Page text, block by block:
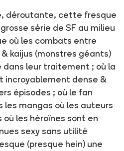
déroutante, cette fresque
série de SF au milieu
où les combats entre
kaijus (monstres géants)
dans leur traitement ; où la
incroyablement dense &
épisodes ; où le fan
les mangas où les auteurs
les héroïnes sont en
sexy sans utilité
(presque hein) une